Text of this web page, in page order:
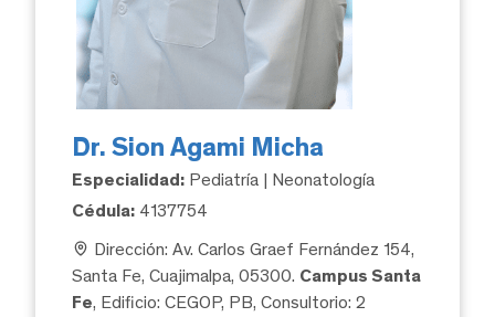
Dr. Sion Agami Micha
Especialidad: Pediatría | Neonatología
Cédula: 4137754
Dirección: Av. Carlos Graef Fernández 154,
Santa Fe, Cuajimalpa, 05300. Campus Santa
Fe, Edificio: CEGOP, PB, Consultorio: 2